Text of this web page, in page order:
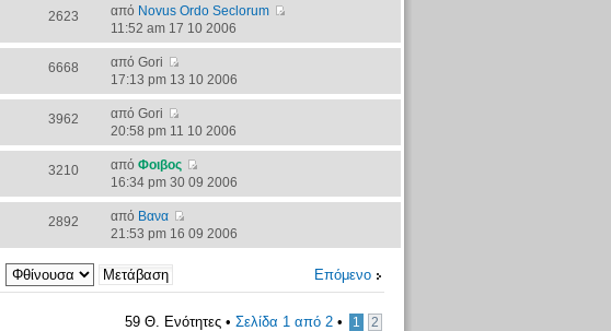
2623 από Novus Ordo Seclorum
11:52 am 17 10 2006
6668
από Gori
17:13 pm 13 10 2006
3962
από Gori
20:58 pm 11 10 2006
3210 απόΦοιβος
16:34 pm 30 09 2006
2892 από Βανα
21:53 pm 16 09 2006
Επόμενο
59 Θ. Ενότητες • Σελίδα 1από 2• 1 2